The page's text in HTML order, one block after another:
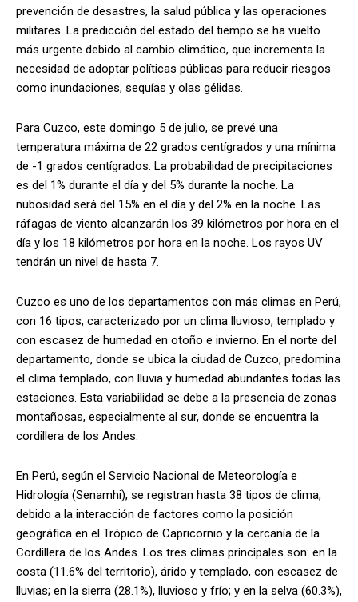
prevención de desastres, la salud pública y las operaciones
militares. La predicción del estado del tiempo se ha vuelto
más urgente debido al cambio climático, que incrementa la
necesidad de adoptar políticas públicas para reducir riesgos
como inundaciones, sequías y olas gélidas.
Para Cuzco, este domingo 5 de julio, se prevé una
temperatura máxima de 22 grados centígrados y una mínima
de -1 grados centígrados. La probabilidad de precipitaciones
es del 1% durante el día y del 5% durante la noche. La
nubosidad será del 15% en el día y del 2% en la noche. Las
ráfagas de viento alcanzarán los 39 kilómetros por hora en el
día y los 18 kilómetros por hora en la noche. Los rayos UV
tendrán un nivel de hasta 7.
Cuzco es uno de los departamentos con más climas en Perú,
con 16 tipos, caracterizado por un clima lluvioso, templado y
con escasez de humedad en otoño e invierno. En el norte del
departamento, donde se ubica la ciudad de Cuzco, predomina
el clima templado, con lluvia y humedad abundantes todas las
estaciones. Esta variabilidad se debe a la presencia de zonas
montañosas, especialmente al sur, donde se encuentra la
cordillera de los Andes.
En Perú, según el Servicio Nacional de Meteorología e
Hidrología (Senamhi), se registran hasta 38 tipos de clima,
debido a la interacción de factores como la posición
geográfica en el Trópico de Capricornio y la cercanía de la
Cordillera de los Andes. Los tres climas principales son: en la
costa (11.6% del territorio), árido y templado, con escasez de
lluvias; en la sierra (28.1%), lluvioso y frío; y en la selva (60.3%),